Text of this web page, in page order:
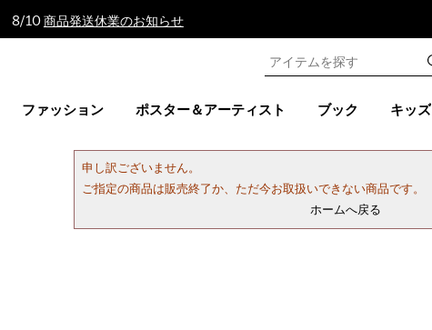
8/10 商品発送休業のお知らせ
ファッション ポスター＆アーティスト ブック キッズ
申し訳ございません。
ご指定の商品は販売終了か、ただ今お取扱いできない商品です。
ホームへ戻る